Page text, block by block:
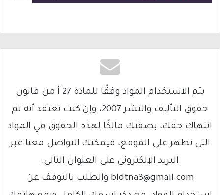
يتم الاستخدام المواد وفقًا للمادة 27 أ من قانون
حقوق التأليف والنشر 2007، وإن كنت تعتقد أنه تم
انتهاك حقك، بصفتك مالكًا لهذه الحقوق في المواد
التي تظهر على الموقع، فيمكنك التواصل معنا عبر
البريد الإلكتروني على العنوان التالي:
bldtna3@gmail.com والطلب بالتوقف عن